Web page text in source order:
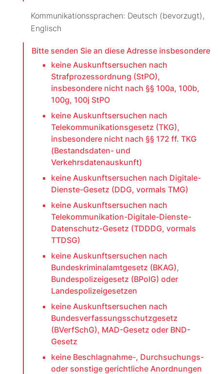
Kommunikationssprachen: Deutsch (bevorzugt),
Englisch
Bitte senden Sie an diese Adresse insbesondere
keine Auskunftsersuchen nach
Strafprozessordnung (StPO),
insbesondere nicht nach §§ 100a, 100b,
100g, 100j StPO
keine Auskunftsersuchen nach
Telekommunikationsgesetz (TKG),
insbesondere nicht nach §§ 172 ff. TKG
(Bestandsdaten- und
Verkehrsdatenauskunft)
keine Auskunftsersuchen nach Digitale-
Dienste-Gesetz (DDG, vormals TMG)
keine Auskunftsersuchen nach
Telekommunikation-Digitale-Dienste-
Datenschutz-Gesetz (TDDDG, vormals
TTDSG)
keine Auskunftsersuchen nach
Bundeskriminalamtgesetz (BKAG),
Bundespolizeigesetz (BPolG) oder
Landespolizeigesetzen
keine Auskunftsersuchen nach
Bundesverfassungsschutzgesetz
(BVerfSchG), MAD-Gesetz oder BND-
Gesetz
keine Beschlagnahme-, Durchsuchungs-
oder sonstige gerichtliche Anordnungen